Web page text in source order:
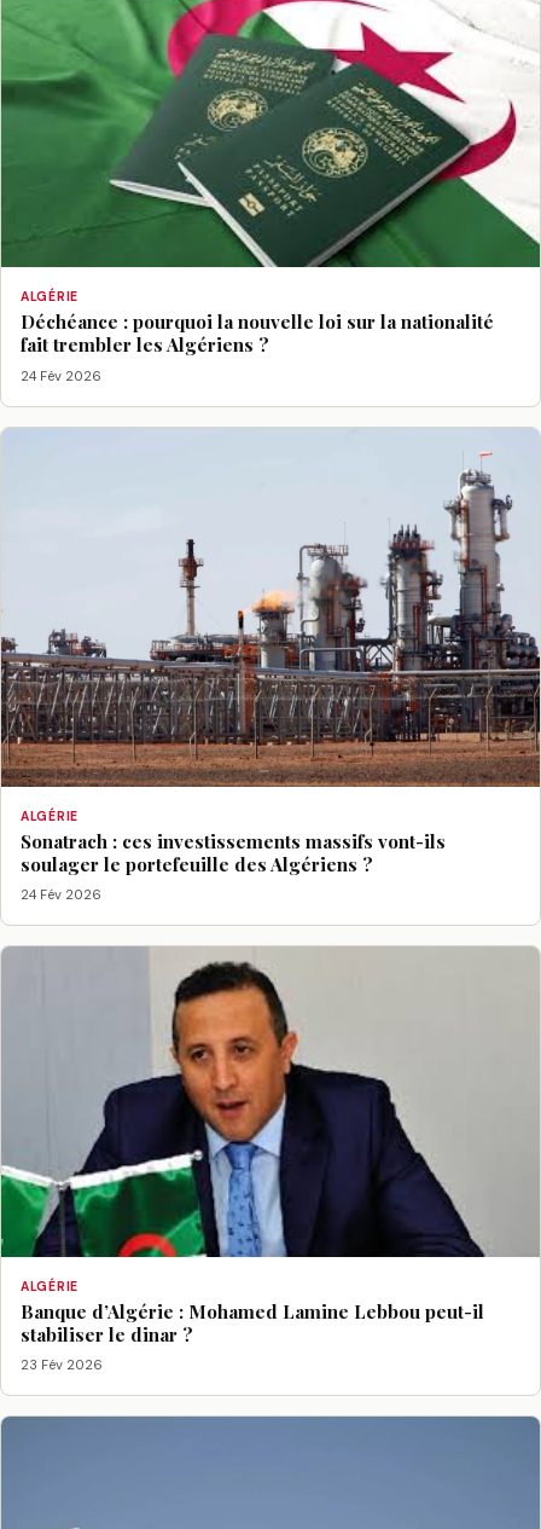
ALGÉRIE
Déchéance : pourquoi la nouvelle loi sur la nationalité
fait trembler les Algériens ?
24 Fév 2026
ALGÉRIE
Sonatrach : ces investissements massifs vont-ils
soulager le portefeuille des Algériens ?
24 Fév 2026
ALGÉRIE
Banque d’Algérie : Mohamed Lamine Lebbou peut-il
stabiliser le dinar ?
23 Fév 2026